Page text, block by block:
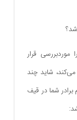
موردبررسی قرار
شاید چند
شما در قیف